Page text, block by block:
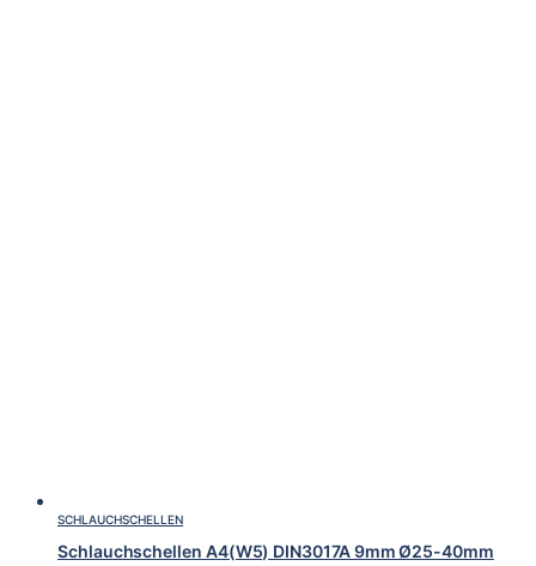
SCHLAUCHSCHELLEN
Schlauchschellen A4(W5) DIN3017A 9mm Ø25-40mm